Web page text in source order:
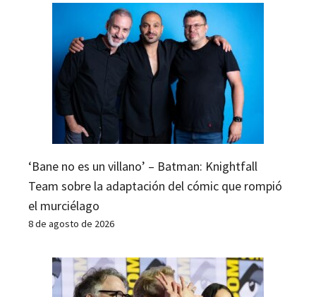
‘Bane no es un villano’ – Batman: Knightfall
Team sobre la adaptación del cómic que rompió
el murciélago
8 de agosto de 2026